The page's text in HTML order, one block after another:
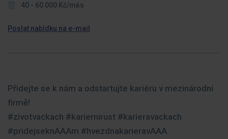
40 - 60 000 Kč/měs
Poslat nabídku na e-mail
Přidejte se k nám a odstartujte kariéru v mezinárodní
firmě!
#zivotvackach #kariernirust #karieravackach
#pridejseknAAAm #hvezdnakarieravAAA